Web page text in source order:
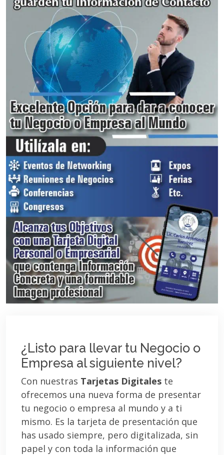
¿Listo para llevar tu Negocio o
Empresa al siguiente nivel?
Con nuestras Tarjetas Digitales te
ofrecemos una nueva forma de presentar
tu negocio o empresa al mundo y a ti
mismo. Es la tarjeta de presentación que
has usado siempre, pero digitalizada, sin
papel y con toda la información que